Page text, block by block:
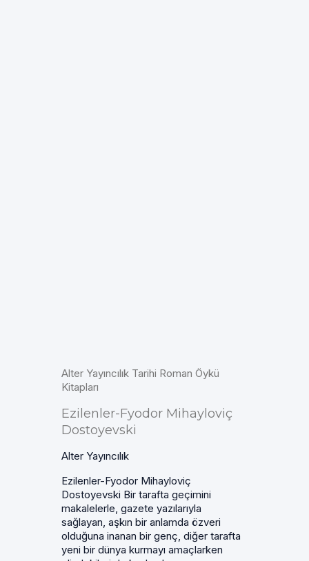
Alter Yayıncılık Tarihi Roman Öykü
Kitapları
Ezilenler-Fyodor Mihayloviç
Dostoyevski
Alter Yayıncılık
Ezilenler-Fyodor Mihayloviç
Dostoyevski Bir tarafta geçimini
makalelerle, gazete yazılarıyla
sağlayan, aşkın bir anlamda özveri
olduğuna inanan bir genç, diğer tarafta
yeni bir dünya kurmayı amaçlarken